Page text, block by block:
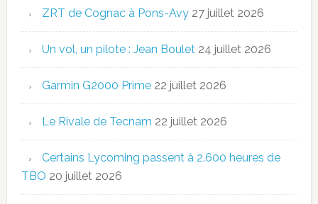
ZRT de Cognac à Pons-Avy 27 juillet 2026
Un vol, un pilote : Jean Boulet 24 juillet 2026
Garmin G2000 Prime 22 juillet 2026
Le Rivale de Tecnam 22 juillet 2026
Certains Lycoming passent à 2.600 heures de
TBO 20 juillet 2026